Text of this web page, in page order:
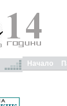
Начало